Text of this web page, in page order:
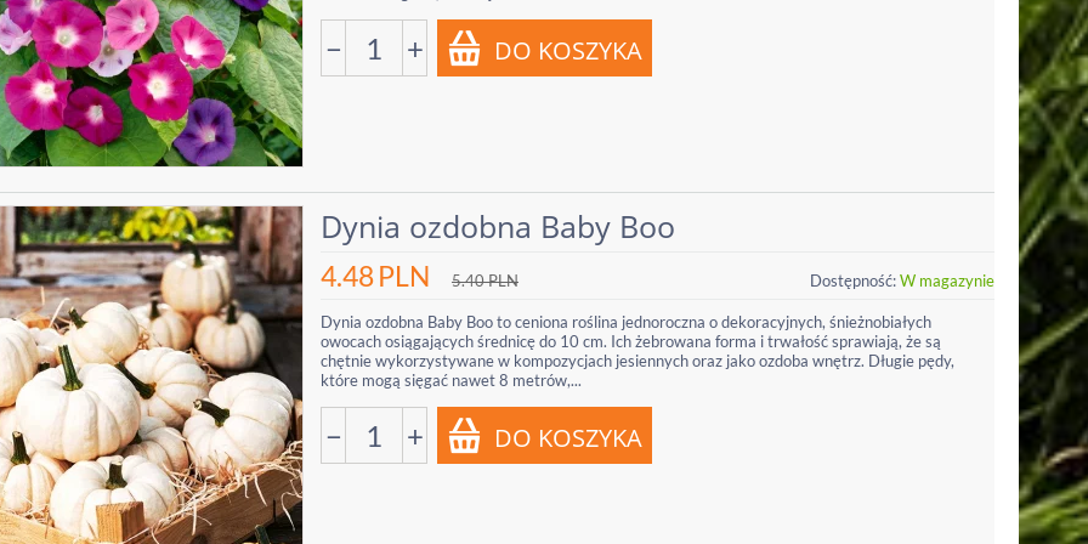
− +
Dynia ozdobna Baby Boo
4.48PLN 5.40PLN Dostępność:W magazynie
Dynia ozdobna Baby Boo to ceniona roślina jednoroczna o dekoracyjnych, śnieżnobiałych
owocach osiągających średnicę do 10 cm. Ich żebrowana forma i trwałość sprawiają, że są
chętnie wykorzystywane w kompozycjach jesiennych oraz jako ozdoba wnętrz. Długie pędy,
które mogą sięgać nawet 8 metrów,...
− +